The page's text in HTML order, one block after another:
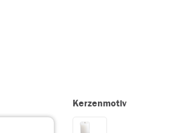
Kerzenmotiv